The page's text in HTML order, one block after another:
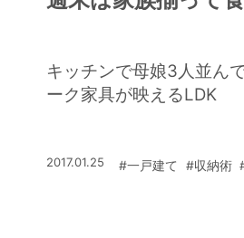
キッチンで母娘3人並ん
ーク家具が映えるLDK
2017.01.25 #一戸建て #収納術